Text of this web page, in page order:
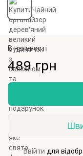
В наявності
489 грн
% Ввійти для